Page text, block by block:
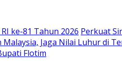
ke-81 Tahun 2026 Perkuat
Jaga Nilai Luhur di
Flotim